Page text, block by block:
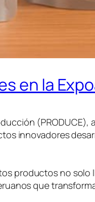
en la
innovadores
productos no
que